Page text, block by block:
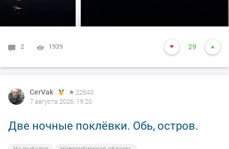
2 1939 29
CerVak
22643
7 августа 2026, 19:20
Две ночные поклёвки. Обь, остров.